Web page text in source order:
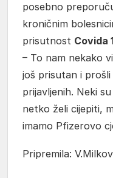
posebno
kroničnim
prisutnost Covida
– To nam nekako
još prisutan i
prijavljenih. Neki
netko želi cijepiti,
imamo Pfizerovo
Pripremila: